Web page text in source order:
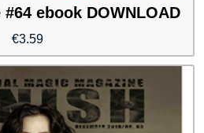
ebook DOWNLOAD
€3.59